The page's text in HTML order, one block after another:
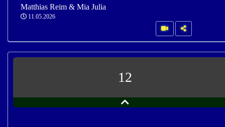
Matthias Reim & Mia Julia
11.05.2026
12